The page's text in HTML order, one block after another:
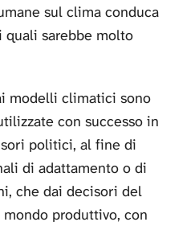
sul clima conduca
quali sarebbe molto
modelli climatici sono
con successo in
politici, al fine di
di adattamento o di
che dai decisori del
produttivo, con